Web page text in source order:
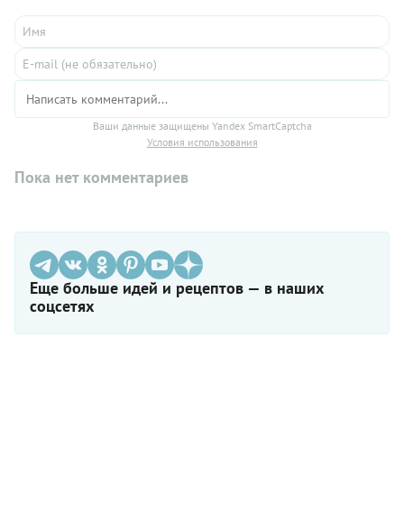
Ваши данные защищены Yandex SmartCaptcha
Условия использования
Пока нет комментариев
Еще больше идей и рецептов — в наших
соцсетях